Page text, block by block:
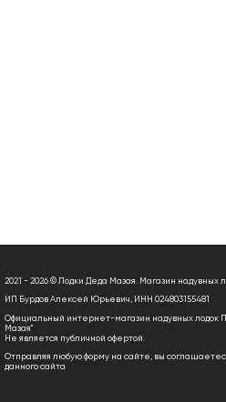
2021 - 2026 © Лодки Деда Мазая. Магазин надувных
ИП Бурдов Алексей Юрьевич, ИНН 024803155481
Официальный интернет-магазин надувных лодок
Мазая"
Не является публичной офертой.
Отправляя любую форму на сайте, вы
данного сайта